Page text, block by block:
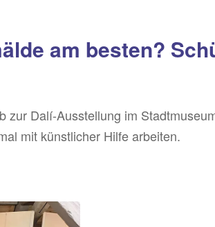
am besten?
Dalí-Ausstellung im
mit künstlicher Hilfe arbeiten.